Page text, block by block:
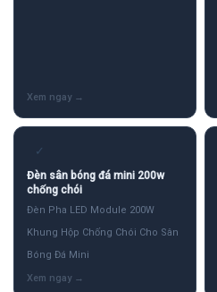
✓
Đèn sân bóng đá mini 200w
chống chói
Đèn Pha LED Module 200W
Khung Hộp Chống Chói Cho Sân
Bóng Đá Mini